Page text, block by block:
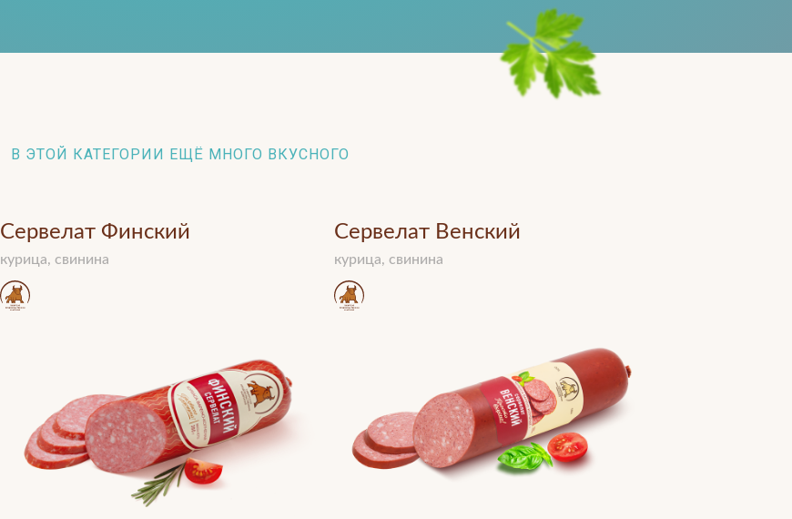
В ЭТОЙ КАТЕГОРИИ ЕЩЁ МНОГО ВКУСНОГО
Сервелат Финский
курица, свинина
Сервелат Венский
курица, свинина